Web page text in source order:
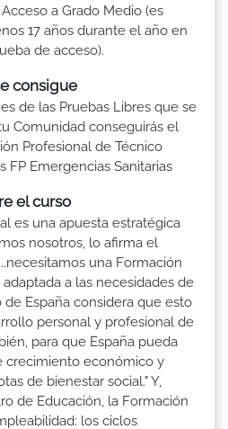
a Grado Medio (es
17 años durante el año en
de acceso).
consigue
de las Pruebas Libres que se
Comunidad conseguirás el
Profesional de Técnico
FP Emergencias Sanitarias
el curso
es una apuesta estratégica
nosotros, lo afirma el
una Formación
a las necesidades de
de España considera que esto
personal y profesional de
para que España pueda
crecimiento económico y
de bienestar social." Y,
de Educación, la Formación
los ciclos